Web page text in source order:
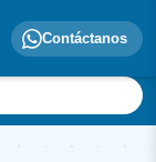
Contáctanos